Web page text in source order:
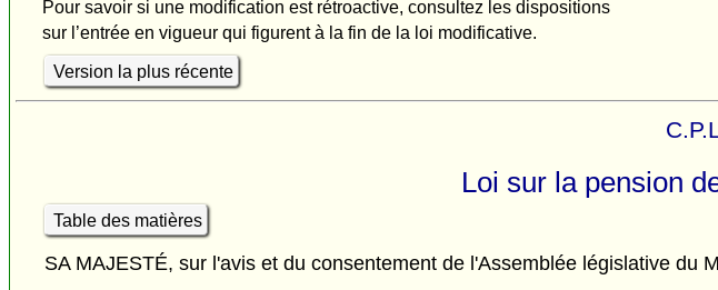
Pour savoir si une modification est rétroactive, consultez les dispositions
sur l’entrée en vigueur qui figurent à la fin de la loi modificative.
Version la plus récente
Loi sur la pension
Table des matières
SA MAJESTÉ, sur l'avis et du consentement de l'Assemblée législative du